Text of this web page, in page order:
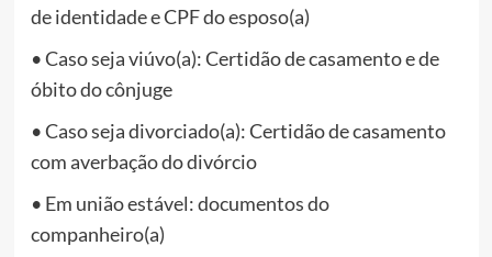
de identidade e CPF do esposo(a)
•⁠ ⁠Caso seja viúvo(a): Certidão de casamento e de
óbito do cônjuge
•⁠ ⁠Caso seja divorciado(a): Certidão de casamento
com averbação do divórcio
•⁠ ⁠Em união estável: documentos do
companheiro(a)